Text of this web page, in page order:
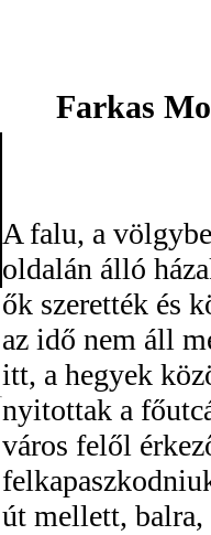
Farkas
A falu, a
oldalán álló
ők szerették és
az idő nem áll
itt, a hegyek
nyitottak a
város felől
út mellett, balra,